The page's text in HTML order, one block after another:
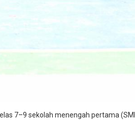
7–9 sekolah menengah pertama